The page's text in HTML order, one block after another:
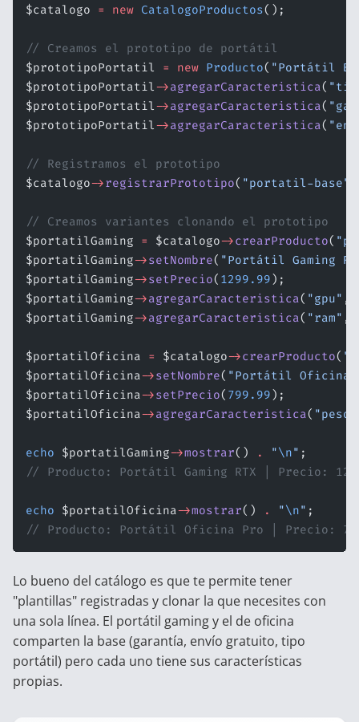
$catalogo = new CatalogoProductos();
// Creamos el prototipo de portátil
$prototipoPortatil = new Producto( "Portátil
$prototipoPortatil->agregarCaracteristica(
$prototipoPortatil->agregarCaracteristica(
$prototipoPortatil->agregarCaracteristica(
// Registramos el prototipo
$catalogo->registrarPrototipo( "portatil-base"
// Creamos variantes clonando el prototipo
$portatilGaming = $catalogo->crearProducto(
$portatilGaming->setNombre( "Portátil Gaming
$portatilGaming->setPrecio( 1299.99);
$portatilGaming->agregarCaracteristica( "gpu" ,
$portatilGaming->agregarCaracteristica( "ram" ,
$portatilOficina = $catalogo->crearProducto(
$portatilOficina->setNombre( "Portátil Oficina
$portatilOficina->setPrecio( 799.99);
$portatilOficina->agregarCaracteristica( "peso"
echo $portatilGaming->mostrar() . "\n" ;
// Producto: Portátil Gaming RTX | Precio:
echo $portatilOficina->mostrar() . "\n" ;
// Producto: Portátil Oficina Pro | Precio:
Lo bueno del catálogo es que te permite tener
"plantillas" registradas y clonar la que necesites con
una sola línea. El portátil gaming y el de oficina
comparten la base (garantía, envío gratuito, tipo
portátil) pero cada uno tiene sus características
propias.